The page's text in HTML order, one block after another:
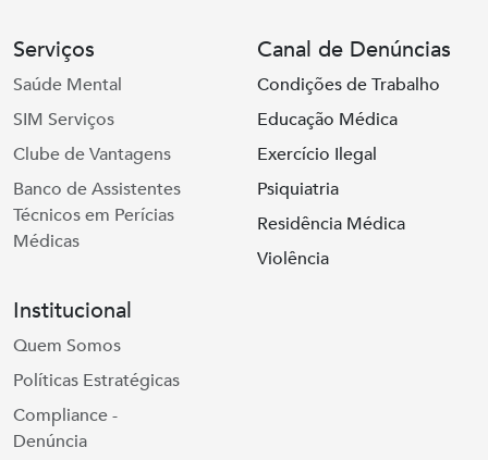
Serviços
Saúde Mental
SIM Serviços
Clube de Vantagens
Banco de Assistentes
Técnicos em Perícias
Médicas
Canal de Denúncias
Condições de Trabalho
Educação Médica
Exercício Ilegal
Psiquiatria
Residência Médica
Violência
Institucional
Quem Somos
Políticas Estratégicas
Compliance -
Denúncia